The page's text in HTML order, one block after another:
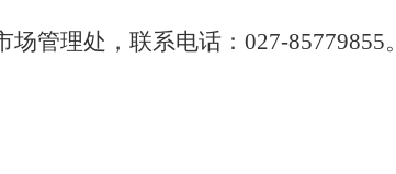
场管理处，联系电话： 027-85779855。